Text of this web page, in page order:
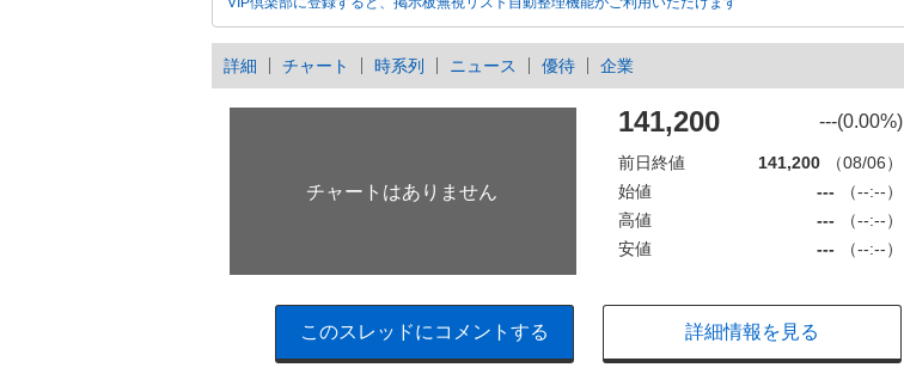
詳細 チャート 時系列 ニュース 優待 企業
141,200 ---(0.00%)
前日終値 141,200
（08/06）
始値
---
（--:--）
高値
---
（--:--）
安値
--- （--:--）
このスレッドにコメントする 詳細情報を見る